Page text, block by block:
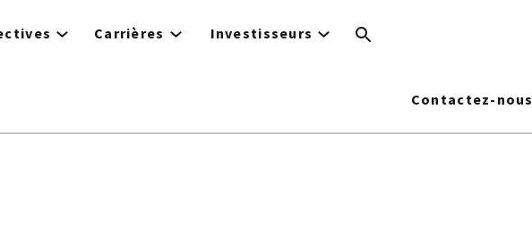
Carrières Investisseurs
Contactez-nous